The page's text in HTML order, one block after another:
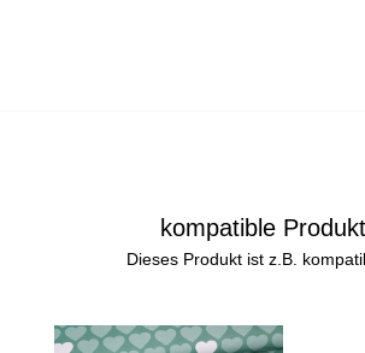
kompatible
Dieses Produkt ist z.B.